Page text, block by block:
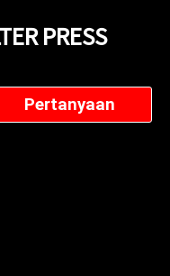
PRESS
Pertanyaan